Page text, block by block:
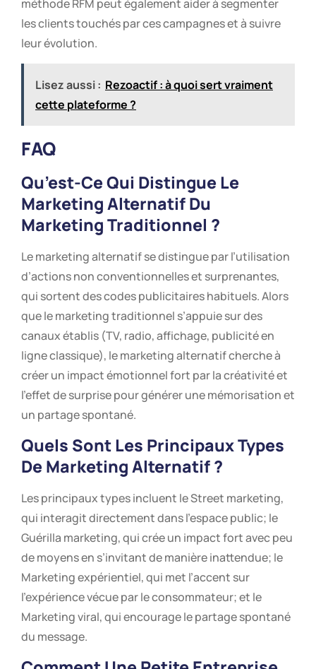
méthode RFM peut également aider à segmenter
les clients touchés par ces campagnes et à suivre
leur évolution.
Lisez aussi : Rezoactif : à quoi sert vraiment
cette plateforme ?
FAQ
Qu’est-Ce Qui Distingue Le
Marketing Alternatif Du
Marketing Traditionnel ?
Le marketing alternatif se distingue par l’utilisation
d’actions non conventionnelles et surprenantes,
qui sortent des codes publicitaires habituels. Alors
que le marketing traditionnel s’appuie sur des
canaux établis (TV, radio, affichage, publicité en
ligne classique), le marketing alternatif cherche à
créer un impact émotionnel fort par la créativité et
l’effet de surprise pour générer une mémorisation et
un partage spontané.
Quels Sont Les Principaux Types
De Marketing Alternatif ?
Les principaux types incluent le Street marketing,
qui interagit directement dans l’espace public; le
Guérilla marketing, qui crée un impact fort avec peu
de moyens en s’invitant de manière inattendue; le
Marketing expérientiel, qui met l’accent sur
l’expérience vécue par le consommateur; et le
Marketing viral, qui encourage le partage spontané
du message.